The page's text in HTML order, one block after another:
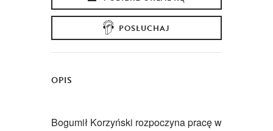
POSŁUCHAJ
OPIS
Bogumił Korzyński rozpoczyna pracę w